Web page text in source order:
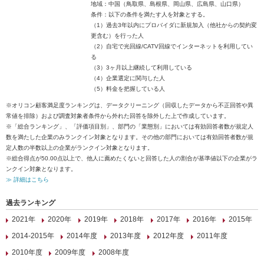
地域：中国（鳥取県、島根県、岡山県、広島県、山口県）
条件：以下の条件を満たす人を対象とする。
（1）過去3年以内にプロバイダに新規加入（他社からの契約変
更含む）を行った人
（2）自宅で光回線/CATV回線でインターネットを利用してい
る
（3）3ヶ月以上継続して利用している
（4）企業選定に関与した人
（5）料金を把握している人
※オリコン顧客満足度ランキングは、データクリーニング（回収したデータから不正回答や異
常値を排除）および調査対象者条件から外れた回答を除外した上で作成しています。
※「総合ランキング」、「評価項目別」、部門の「業態別」においては有効回答者数が規定人
数を満たした企業のみランクイン対象となります。その他の部門においては有効回答者数が規
定人数の半数以上の企業がランクイン対象となります。
※総合得点が50.00点以上で、他人に薦めたくないと回答した人の割合が基準値以下の企業がラ
ンクイン対象となります。
≫ 詳細はこちら
過去ランキング
2021年
2020年 2019年 2018年 2017年 2016年
2015年
2014-2015年
2014年度 2013年度 2012年度
2011年度
2010年度
2009年度 2008年度